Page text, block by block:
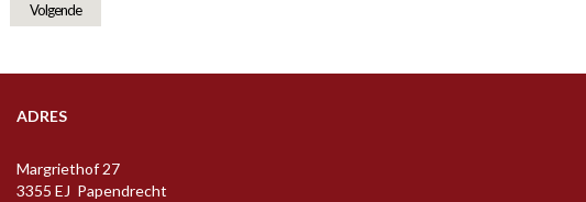
Volgende
ADRES
Margriethof 27
3355 EJ Papendrecht